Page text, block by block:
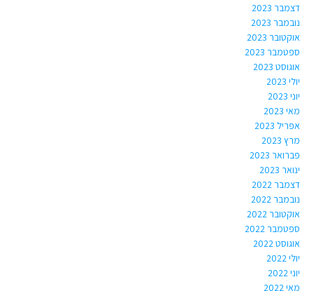
דצמבר 2023
נובמבר 2023
אוקטובר 2023
ספטמבר 2023
אוגוסט 2023
יולי 2023
יוני 2023
מאי 2023
אפריל 2023
מרץ 2023
פברואר 2023
ינואר 2023
דצמבר 2022
נובמבר 2022
אוקטובר 2022
ספטמבר 2022
אוגוסט 2022
יולי 2022
יוני 2022
מאי 2022